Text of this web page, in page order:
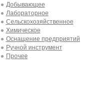
Добывающее
Лабораторное
Сельскохозяйственное
Химическое
Оснащение предприятий
Ручной инструмент
Прочее